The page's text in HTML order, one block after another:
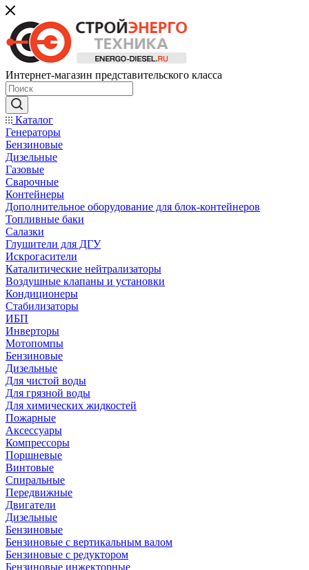
Интернет-магазин представительского класса
Каталог
Генераторы
Бензиновые
Дизельные
Газовые
Сварочные
Контейнеры
Дополнительное оборудование для блок-контейнеров
Топливные баки
Салазки
Глушители для ДГУ
Искрогасители
Каталитические нейтрализаторы
Воздушные клапаны и установки
Кондиционеры
Стабилизаторы
ИБП
Инверторы
Мотопомпы
Бензиновые
Дизельные
Для чистой воды
Для грязной воды
Для химических жидкостей
Пожарные
Аксессуары
Компрессоры
Поршневые
Винтовые
Спиральные
Передвижные
Двигатели
Дизельные
Бензиновые
Бензиновые с вертикальным валом
Бензиновые с редуктором
Бензиновые инжекторные